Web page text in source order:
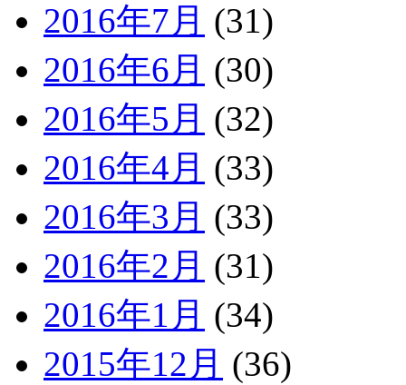
2016年7月 (31)
2016年6月 (30)
2016年5月 (32)
2016年4月 (33)
2016年3月 (33)
2016年2月 (31)
2016年1月 (34)
2015年12月 (36)